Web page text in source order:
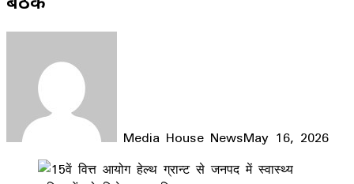
Media House NewsMay 16, 2026
Facebook
LinkedIn
WhatsApp
Telegram